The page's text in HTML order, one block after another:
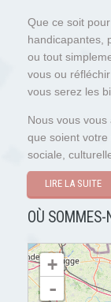
Que ce soit
handicapantes,
ou tout
vous ou
vous serez les
Nous vous
que soient
sociale,
LIRE LA SUITE
OÙ
chargement de la
+
-